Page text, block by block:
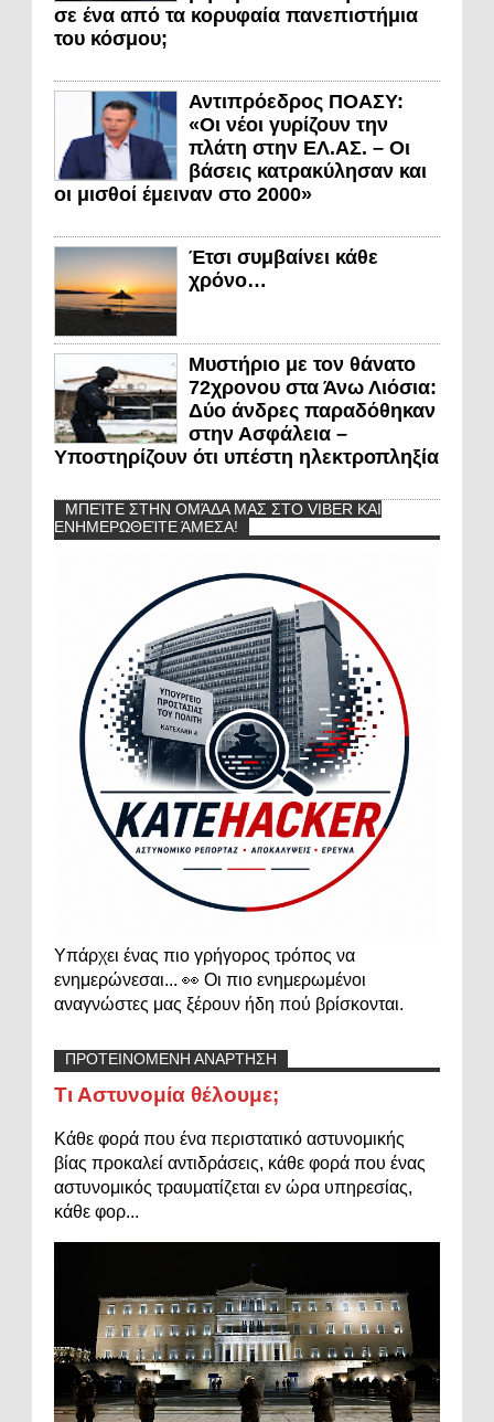
σε ένα από τα κορυφαία πανεπιστήμια
του κόσμου;
Αντιπρόεδρος ΠΟΑΣΥ:
«Οι νέοι γυρίζουν την
πλάτη στην ΕΛ.ΑΣ. – Οι
βάσεις κατρακύλησαν και
οι μισθοί έμειναν στο 2000»
Έτσι συμβαίνει κάθε
χρόνο…
Μυστήριο με τον θάνατο
72χρονου στα Άνω Λιόσια:
Δύο άνδρες παραδόθηκαν
στην Ασφάλεια –
Υποστηρίζουν ότι υπέστη ηλεκτροπληξία
ΜΠΕΊΤΕ ΣΤΗΝ ΟΜΆΔΑ ΜΑΣ ΣΤΟ VIBER ΚΑΙ
ΕΝΗΜΕΡΩΘΕΊΤΕ ΆΜΕΣΑ!
Υπάρχει ένας πιο γρήγορος τρόπος να
ενημερώνεσαι... 👀 Οι πιο ενημερωμένοι
αναγνώστες μας ξέρουν ήδη πού βρίσκονται.
ΠΡΟΤΕΙΝΟΜΕΝΗ ΑΝΑΡΤΗΣΗ
Τι Αστυνομία θέλουμε;
Κάθε φορά που ένα περιστατικό αστυνομικής
βίας προκαλεί αντιδράσεις, κάθε φορά που ένας
αστυνομικός τραυματίζεται εν ώρα υπηρεσίας,
κάθε φορ...